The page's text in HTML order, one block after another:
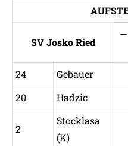
SV Josko Ried
—
24 Gebauer
20
Hadzic
2
Stocklasa
(K)